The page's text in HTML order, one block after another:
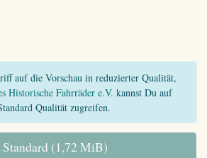
auf die Vorschau in reduzierter Qualität,
Historische Fahrräder e.V. kannst Du auf
Qualität zugreifen.
Standard (1,72 MiB)